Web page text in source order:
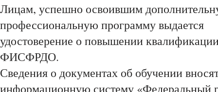
Лицам, успешно освоившим
профессиональную программу выдается
удостоверение о повышении
ФИСФРДО.
Сведения о документах об обучении
информационную систему «Федеральный